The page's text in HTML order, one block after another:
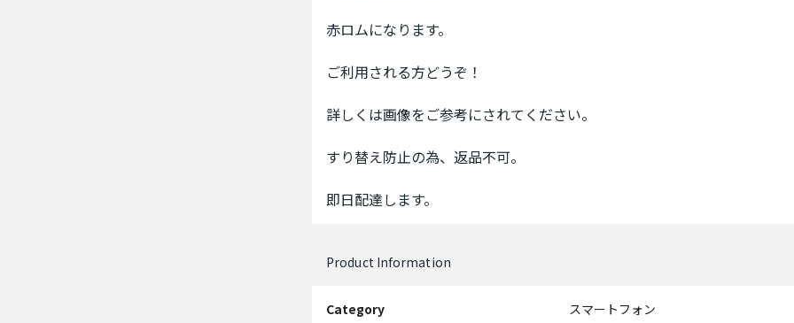
赤ロムになります。
ご利用される方どうぞ！
詳しくは画像をご参考にされてください。
すり替え防止の為、返品不可。
即日配達します。
Product Information
Category スマートフォン